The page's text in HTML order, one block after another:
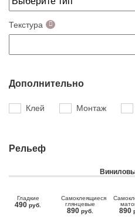
Текстура
Дополнительно
Клей Монтаж
Рельеф
Гладкие
490 руб.
Самоклеящиеся
глянцевые
890 руб. 890